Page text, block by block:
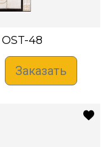
OST-48
Заказать